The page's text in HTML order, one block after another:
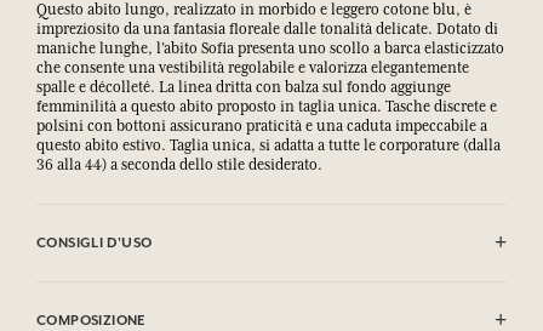
Questo abito lungo, realizzato in morbido e leggero cotone blu, è
impreziosito da una fantasia floreale dalle tonalità delicate. Dotato di
maniche lunghe, l’abito Sofia presenta uno scollo a barca elasticizzato
che consente una vestibilità regolabile e valorizza elegantemente
spalle e décolleté. La linea dritta con balza sul fondo aggiunge
femminilità a questo abito proposto in taglia unica. Tasche discrete e
polsini con bottoni assicurano praticità e una caduta impeccabile a
questo abito estivo. Taglia unica, si adatta a tutte le corporature (dalla
36 alla 44) a seconda dello stile desiderato.
CONSIGLI D'USO
COMPOSIZIONE